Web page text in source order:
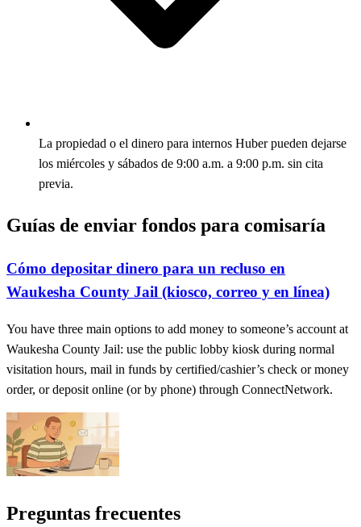
La propiedad o el dinero para internos Huber pueden dejarse
los miércoles y sábados de 9:00 a.m. a 9:00 p.m. sin cita
previa.
Guías de enviar fondos para comisaría
Cómo depositar dinero para un recluso en
Waukesha County Jail (kiosco, correo y en línea)
You have three main options to add money to someone’s account at
Waukesha County Jail: use the public lobby kiosk during normal
visitation hours, mail in funds by certified/cashier’s check or money
order, or deposit online (or by phone) through ConnectNetwork.
Preguntas frecuentes